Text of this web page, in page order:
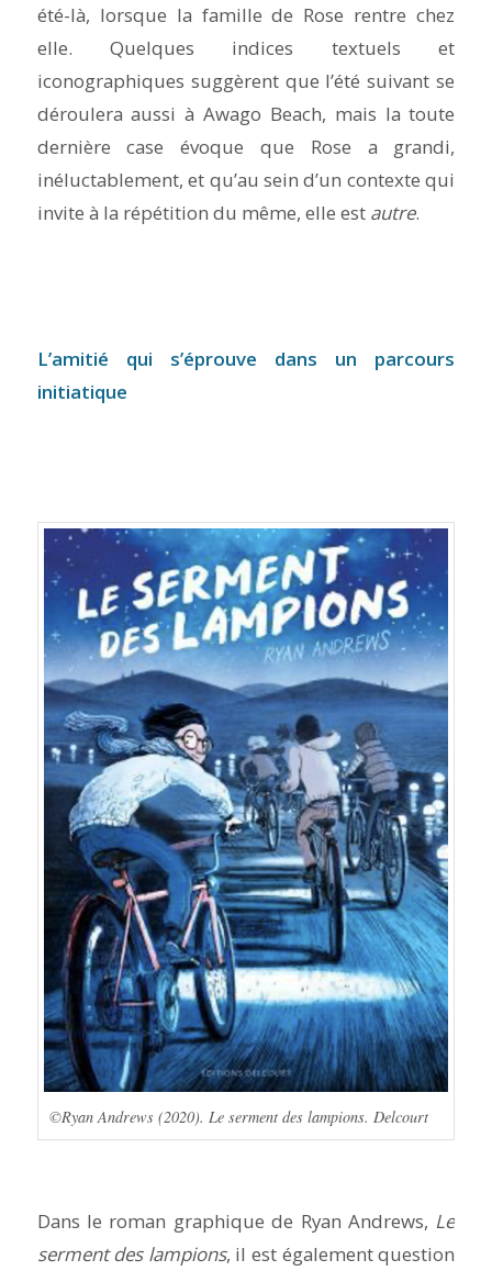
été-là, lorsque la famille de Rose rentre chez
elle. Quelques indices textuels et
iconographiques suggèrent que l’été suivant se
déroulera aussi à Awago Beach, mais la toute
dernière case évoque que Rose a grandi,
inéluctablement, et qu’au sein d’un contexte qui
invite à la répétition du même, elle est autre.
L’amitié qui s’éprouve dans un parcours
initiatique
©Ryan Andrews (2020). Le serment des lampions. Delcourt
Dans le roman graphique de Ryan Andrews, Le
serment des lampions, il est également question